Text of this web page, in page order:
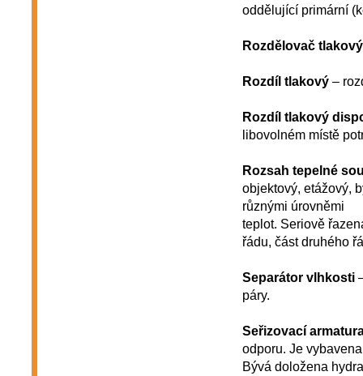
oddělující primární
Rozdělovač tlakový
Rozdíl tlakový–
Rozdíl tlakový
libovolném místě
Rozsah tepelné
objektový, etážový,
různými úrovněmi
teplot. Seriově
řádu, část druhého
Separátor vlhkosti
páry.
Seřizovací
odporu. Je
Bývá doložena